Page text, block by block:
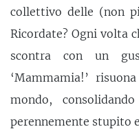
collettivo delle (non
Ricordate? Ogni volta
scontra con un
‘Mammamia!’
mondo,
perennemente stupito